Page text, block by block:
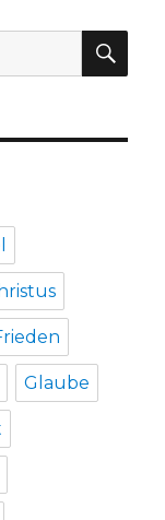
Glaube